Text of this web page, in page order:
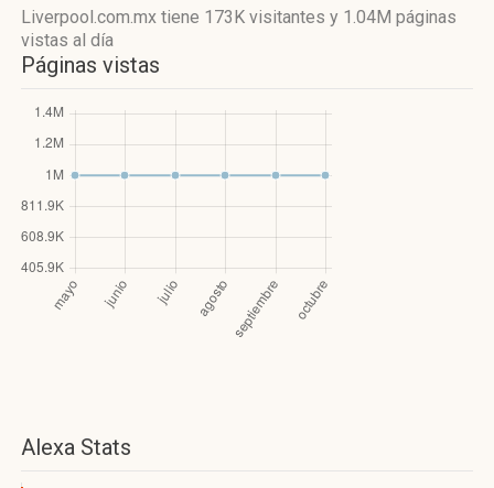
Liverpool.com.mx tiene 173K visitantes y 1.04M páginas
vistas al día
Páginas vistas
Alexa Stats